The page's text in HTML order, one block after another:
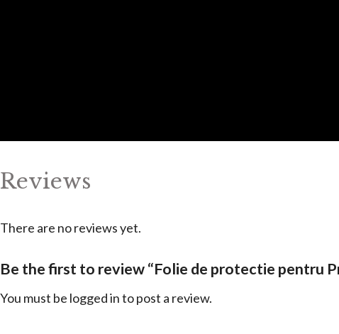
Reviews
There are no reviews yet.
Be the first to review “Folie de protectie pentru
You must be logged into post a review.